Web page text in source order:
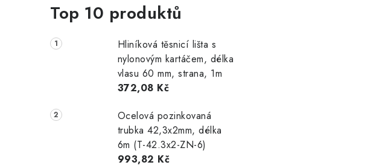
Top 10 produktů
Hliníková těsnicí lišta s
nylonovým kartáčem, délka
vlasu 60 mm, strana, 1m
372,08 Kč
Ocelová pozinkovaná
trubka 42,3x2mm, délka
6m (T-42.3x2-ZN-6)
993,82 Kč